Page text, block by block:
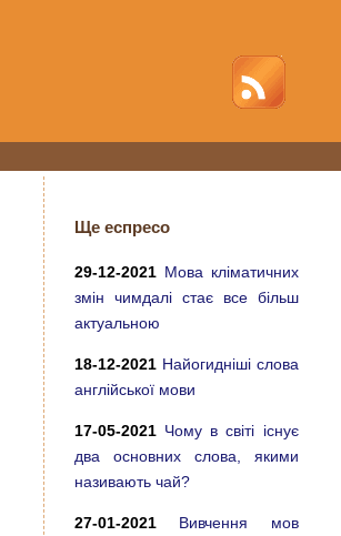
Ще еспресо
29-12-2021 Мова кліматичних
змін чимдалі стає все більш
актуальною
18-12-2021 Найогидніші слова
англійської мови
17-05-2021 Чому в світі існує
два основних слова, якими
називають чай?
27-01-2021 Вивчення мов